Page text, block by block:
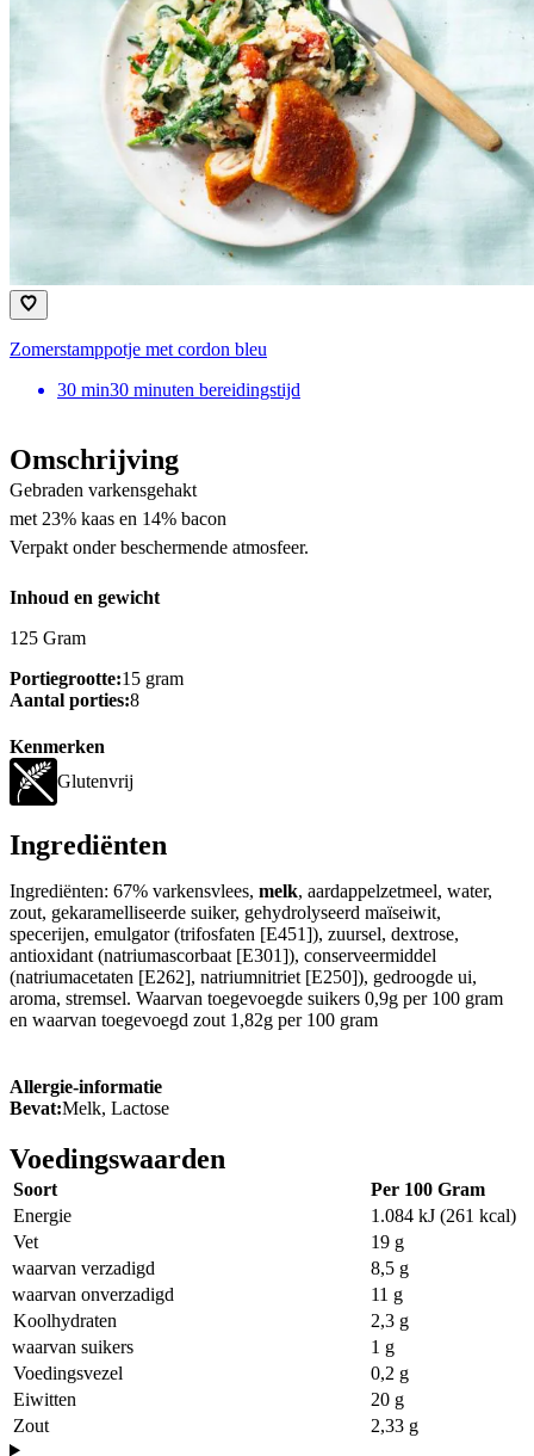
Zomerstamppotje met cordon bleu
30 min30 minuten bereidingstijd
Omschrijving
Gebraden varkensgehakt
met 23% kaas en 14% bacon
Verpakt onder beschermende atmosfeer.
Inhoud en gewicht
125 Gram
Portiegrootte:15 gram
Aantal porties:8
Kenmerken
Glutenvrij
Ingrediënten
Ingrediënten: 67% varkensvlees, melk, aardappelzetmeel, water,
zout, gekaramelliseerde suiker, gehydrolyseerd maïseiwit,
specerijen, emulgator (trifosfaten [E451]), zuursel, dextrose,
antioxidant (natriumascorbaat [E301]), conserveermiddel
(natriumacetaten [E262], natriumnitriet [E250]), gedroogde ui,
aroma, stremsel. Waarvan toegevoegde suikers 0,9g per 100 gram
en waarvan toegevoegd zout 1,82g per 100 gram
Allergie-informatie
Bevat:Melk, Lactose
Voedingswaarden
Soort
Per 100 Gram
Energie
1.084 kJ (261 kcal)
Vet
19 g
waarvan verzadigd
8,5 g
waarvan onverzadigd
11 g
Koolhydraten
2,3 g
waarvan suikers
1 g
Voedingsvezel
0,2 g
Eiwitten
20 g
Zout
2,33 g